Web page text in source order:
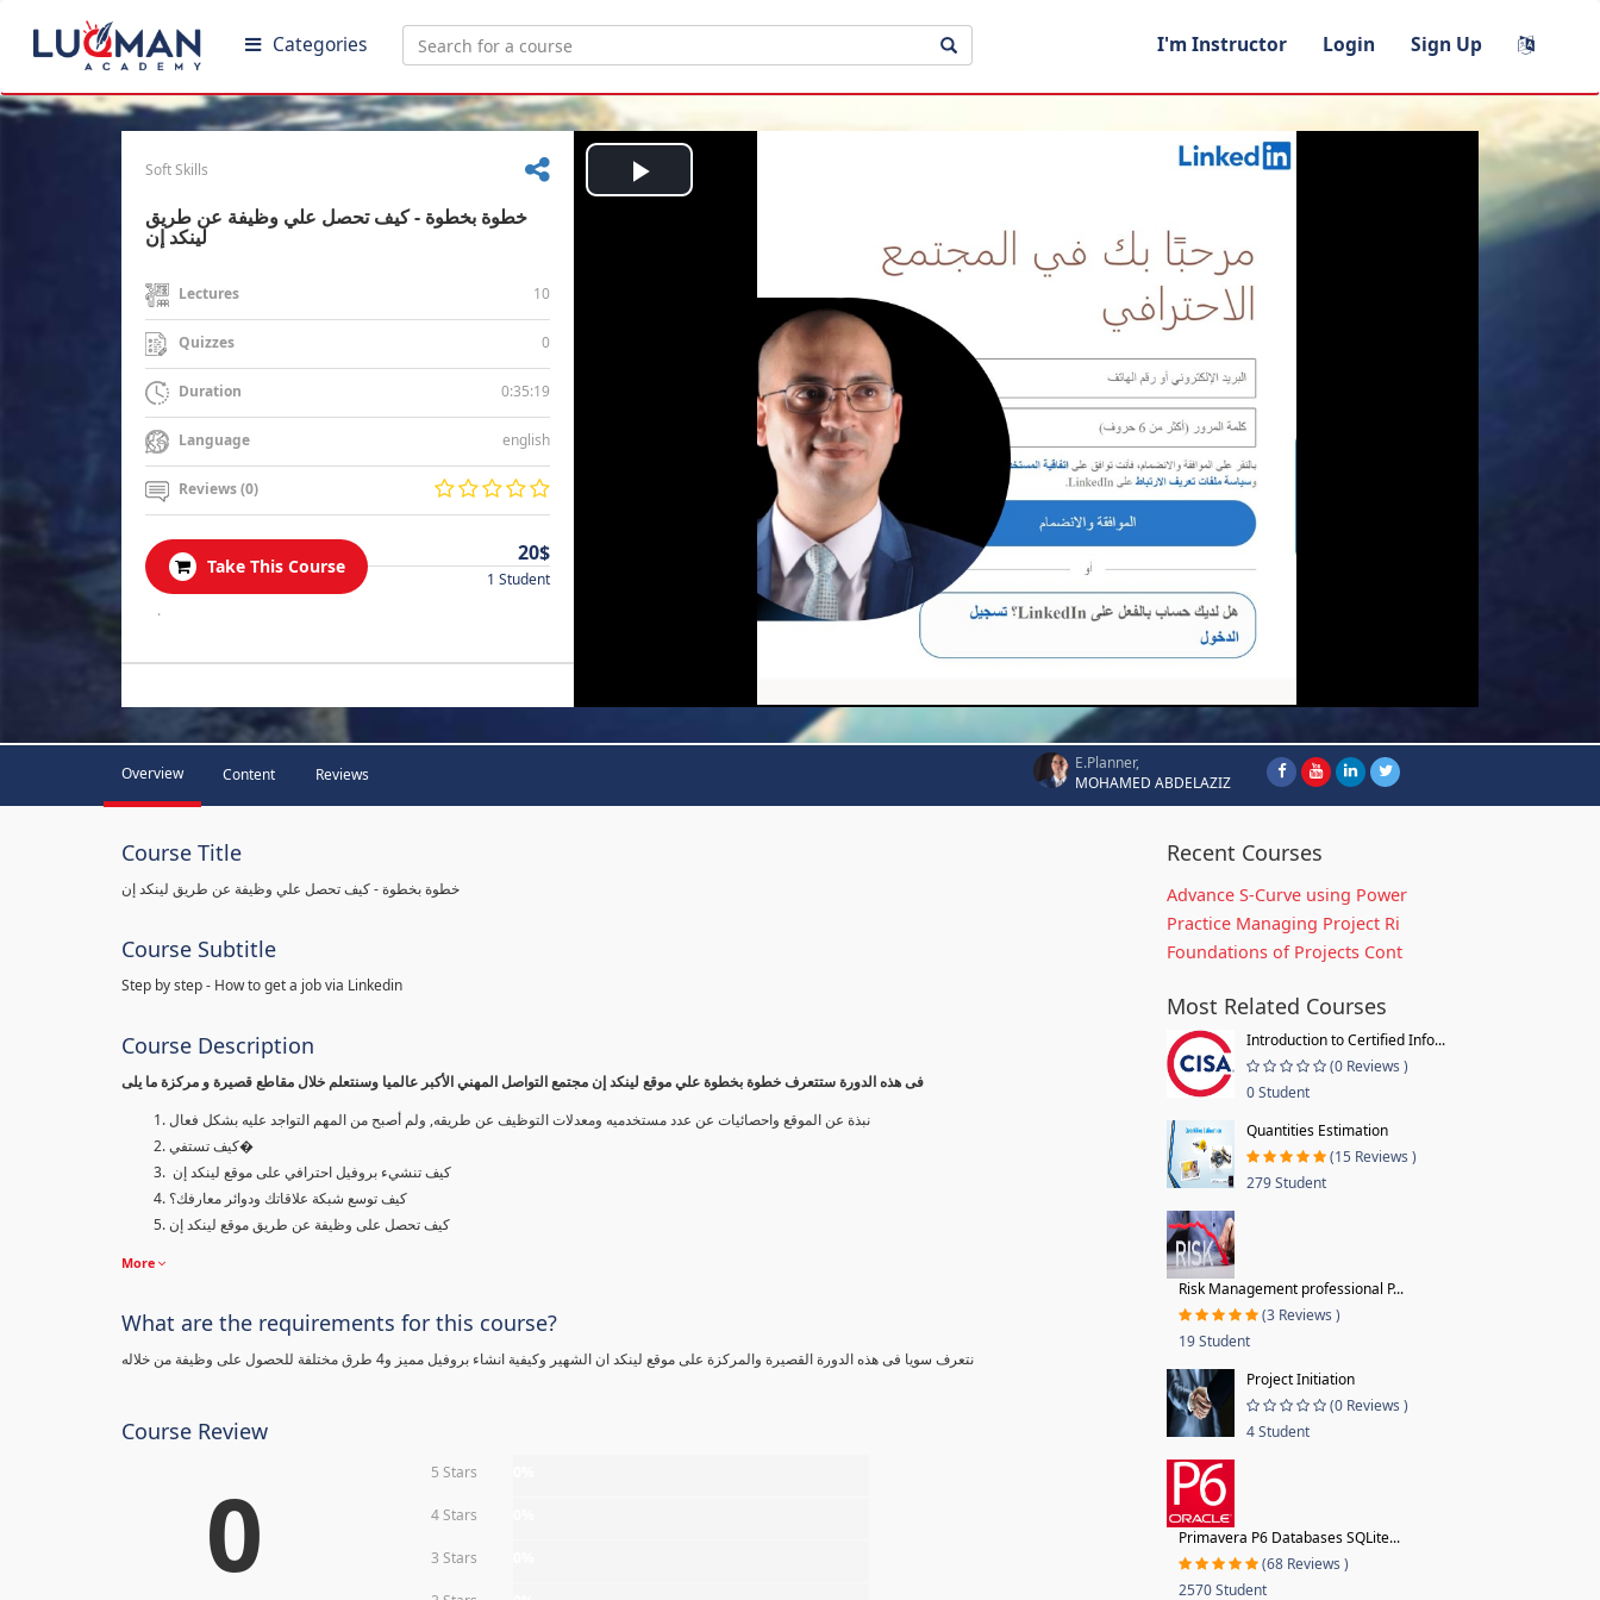
Categories I'm Instructor Login Sign Up
Soft Skills
خطوة بخطوة - كيف تحصل علي وظيفة عن طريق
لينكد إن
Lectures 10
Quizzes 0
Duration 0:35:19
Language english
Reviews (0)
Take This Course
20$
1 Student
.
Play
Overview Content Reviews
E.Planner,
MOHAMED ABDELAZIZ
Course Title
خطوة بخطوة - كيف تحصل علي وظيفة عن طريق لينكد إن
Course Subtitle
Step by step - How to get a job via Linkedin
Course Description
فى هذه الدورة ستتعرف خطوة بخطوة علي موقع لينكد إن مجتمع التواصل المهني الأكبر عالميا وسنتعلم خلال مقاطع قصيرة و مركزة ما يلى
نبذة عن الموقع واحصائيات عن عدد مستخدميه ومعدلات التوظيف عن طريقه, ولم أصبح من المهم التواجد عليه بشكل فعال
كيف تستفي�
كيف تنشيء بروفيل احترافي على موقع لينكد إن
كيف توسع شبكة علاقاتك ودوائر معارفك؟
كيف تحصل على وظيفة عن طريق موقع لينكد إن
More
What are the requirements for this course?
نتعرف سويا فى هذه الدورة القصيرة والمركزة على موقع لينكد ان الشهير وكيفية انشاء بروفيل مميز و4 طرق مختلفة للحصول على وظيفة من خلاله
Course Review
0 5 Stars
4 Stars
3 Stars
Recent Courses
Advance S-Curve using Power
Practice Managing Project Ri
Foundations of Projects Cont
Most Related Courses
Introduction to Certified Info...
(0 Reviews )
0 Student
Quantities Estimation
(15 Reviews )
279 Student
Risk Management professional P...
(3 Reviews )
19 Student
Project Initiation
(0 Reviews )
4 Student
Primavera P6 Databases SQLite...
(68 Reviews )
2570 Student